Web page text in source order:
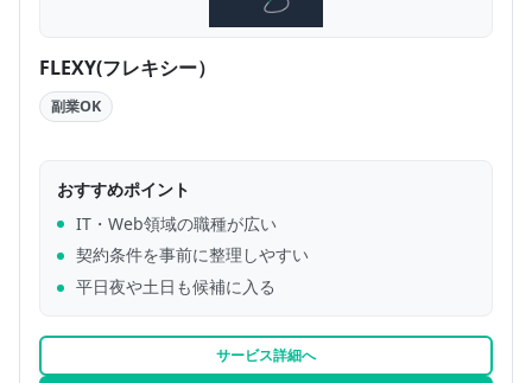
FLEXY(フレキシー）
副業OK
おすすめポイント
IT・Web領域の職種が広い
契約条件を事前に整理しやすい
平日夜や土日も候補に入る
サービス詳細へ